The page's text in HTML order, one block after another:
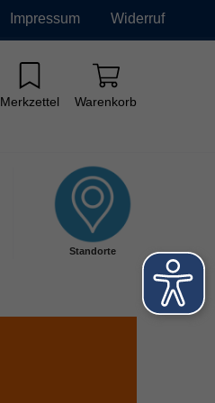
Impressum Widerruf
Merkzettel Warenkorb
Standorte